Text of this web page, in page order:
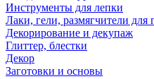
Инструменты для лепки
Лаки, гели, размягчители для
Декорирование и декупаж
Глиттер, блестки
Декор
Заготовки и основы